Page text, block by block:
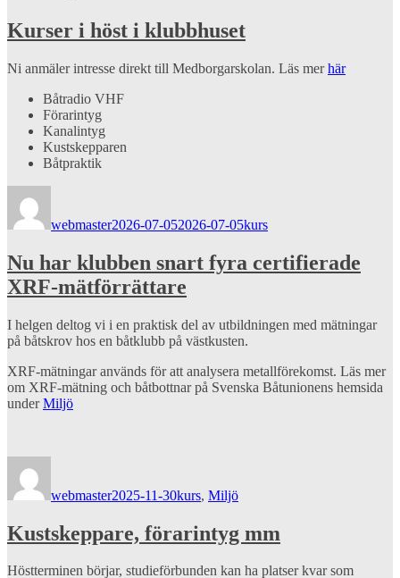
Kurser i höst i klubbhuset
Ni anmäler intresse direkt till Medborgarskolan. Läs merhär
Båtradio VHF
Förarintyg
Kanalintyg
Kustskepparen
Båtpraktik
webmaster2026-07-052026-07-05kurs
Nu har klubben snart fyra certifierade
XRF-mätförrättare
I helgen deltog vi i en praktisk del av utbildningen med mätningar
på båtskrov hos en båtklubb på västkusten.
XRF-mätningar används för att analysera metallförekomst. Läs mer
om XRF-mätning och båtbottnar på Svenska Båtunionens hemsida
underMiljö
webmaster2025-11-30kurs, Miljö
Kustskeppare, förarintyg mm
Höstterminen börjar, studieförbunden kan ha platser kvar som